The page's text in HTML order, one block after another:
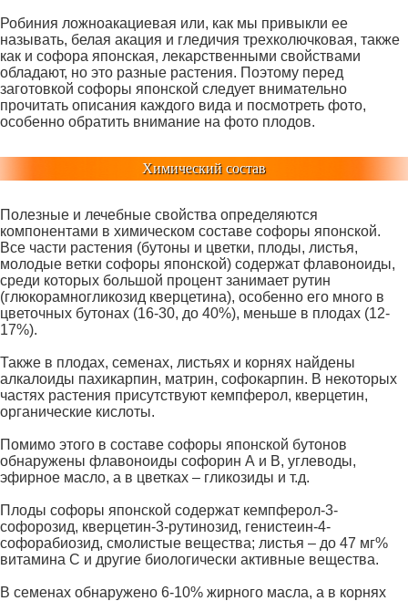
Робиния ложноакациевая или, как мы привыкли ее
называть, белая акация и гледичия трехколючковая, также
как и софора японская, лекарственными свойствами
обладают, но это разные растения. Поэтому перед
заготовкой софоры японской следует внимательно
прочитать описания каждого вида и посмотреть фото,
особенно обратить внимание на фото плодов.
Химический состав
Полезные и лечебные свойства определяются
компонентами в химическом составе софоры японской.
Все части растения (бутоны и цветки, плоды, листья,
молодые ветки софоры японской) содержат флавоноиды,
среди которых большой процент занимает рутин
(глюкорамногликозид кверцетина), особенно его много в
цветочных бутонах (16-30, до 40%), меньше в плодах (12-
17%).
Также в плодах, семенах, листьях и корнях найдены
алкалоиды пахикарпин, матрин, софокарпин. В некоторых
частях растения присутствуют кемпферол, кверцетин,
органические кислоты.
Помимо этого в составе софоры японской бутонов
обнаружены флавоноиды софорин А и В, углеводы,
эфирное масло, а в цветках – гликозиды и т.д.
Плоды софоры японской содержат кемпферол-3-
софорозид, кверцетин-3-рутинозид, генистеин-4-
софорабиозид, смолистые вещества; листья – до 47 мг%
витамина С и другие биологически активные вещества.
В семенах обнаружено 6-10% жирного масла, а в корнях